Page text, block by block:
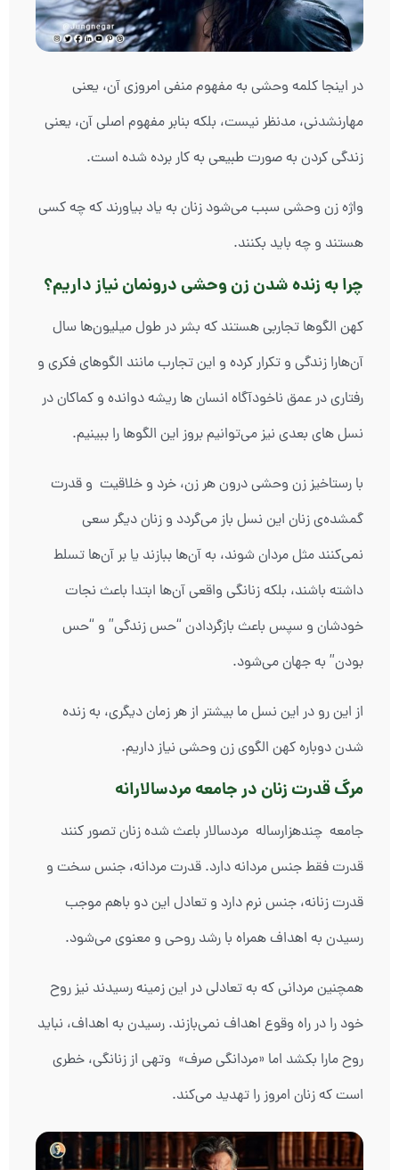
در اینجا کلمه وحشی به مفهوم منفی امروزی آن، یعنی
مهارنشدنی، مدنظر نیست، بلکه بنابر مفهوم اصلی آن، یعنی
زندگی کردن به صورت طبیعی به کار برده شده است.
واژه زن وحشی سبب می‌شود زنان به یاد بیاورند که چه کسی
هستند و چه باید بکنند.
چرا به زنده شدن زن وحشی درونمان نیاز داریم؟
کهن الگوها تجاربی هستند که بشر در طول میلیون‌ها سال
آن‌هارا زندگی و تکرار کرده و این تجارب مانند الگوهای فکری و
رفتاری در عمق ناخودآگاه انسان ها ریشه دوانده و کماکان در
نسل های بعدی نیز می‌توانیم بروز این الگوها را ببینیم.
با رستاخیز زن وحشی درون هر زن، خرد و خلاقیت و قدرت
گمشده‌ی زنان این نسل باز می‌گردد و زنان دیگر سعی
نمی‌کنند مثل مردان شوند، به آن‌ها ببازند یا بر آن‌ها تسلط
داشته باشند، بلکه زنانگی واقعی آن‌ها ابتدا باعث نجات
خودشان و سپس باعث بازگردادن “حس زندگی” و “حس
بودن” به جهان می‌شود.
از این رو در این نسل ما بیشتر از هر زمان دیگری، به زنده
شدن دوباره کهن الگوی زن وحشی نیاز داریم.
مرگ قدرت زنان در جامعه مردسالارانه
جامعه چندهزارساله مردسالار باعث شده زنان تصور کنند
قدرت فقط جنس مردانه دارد. قدرت مردانه، جنس سخت و
قدرت زنانه، جنس نرم دارد و تعادل این دو باهم موجب
رسیدن به اهداف همراه با رشد روحی و معنوی می‌شود.
همچنین مردانی که به تعادلی در این زمینه رسیدند نیز روح
خود را در راه وقوع اهداف نمی‌بازند. رسیدن به اهداف، نباید
روح مارا بکشد اما «مردانگی صرف» وتهی از زنانگی، خطری
است که زنان امروز را تهدید می‌کند.